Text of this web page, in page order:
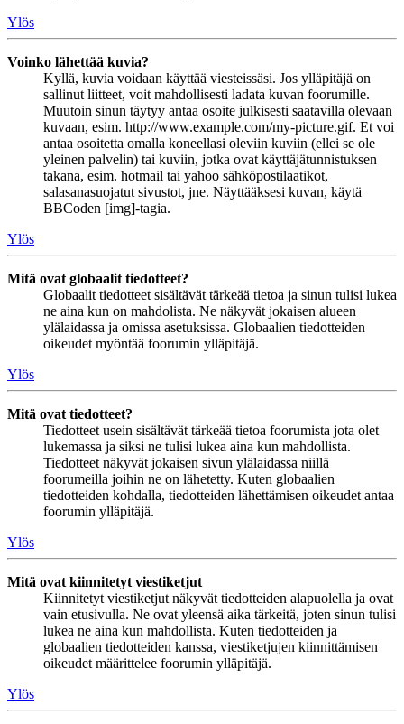
Ylös
Voinko lähettää kuvia?
Kyllä, kuvia voidaan käyttää viesteissäsi. Jos ylläpitäjä on
sallinut liitteet, voit mahdollisesti ladata kuvan foorumille.
Muutoin sinun täytyy antaa osoite julkisesti saatavilla olevaan
kuvaan, esim. http://www.example.com/my-picture.gif. Et voi
antaa osoitetta omalla koneellasi oleviin kuviin (ellei se ole
yleinen palvelin) tai kuviin, jotka ovat käyttäjätunnistuksen
takana, esim. hotmail tai yahoo sähköpostilaatikot,
salasanasuojatut sivustot, jne. Näyttääksesi kuvan, käytä
BBCoden [img]-tagia.
Ylös
Mitä ovat globaalit tiedotteet?
Globaalit tiedotteet sisältävät tärkeää tietoa ja sinun tulisi lukea
ne aina kun on mahdolista. Ne näkyvät jokaisen alueen
ylälaidassa ja omissa asetuksissa. Globaalien tiedotteiden
oikeudet myöntää foorumin ylläpitäjä.
Ylös
Mitä ovat tiedotteet?
Tiedotteet usein sisältävät tärkeää tietoa foorumista jota olet
lukemassa ja siksi ne tulisi lukea aina kun mahdollista.
Tiedotteet näkyvät jokaisen sivun ylälaidassa niillä
foorumeilla joihin ne on lähetetty. Kuten globaalien
tiedotteiden kohdalla, tiedotteiden lähettämisen oikeudet antaa
foorumin ylläpitäjä.
Ylös
Mitä ovat kiinnitetyt viestiketjut
Kiinnitetyt viestiketjut näkyvät tiedotteiden alapuolella ja ovat
vain etusivulla. Ne ovat yleensä aika tärkeitä, joten sinun tulisi
lukea ne aina kun mahdollista. Kuten tiedotteiden ja
globaalien tiedotteiden kanssa, viestiketjujen kiinnittämisen
oikeudet määrittelee foorumin ylläpitäjä.
Ylös